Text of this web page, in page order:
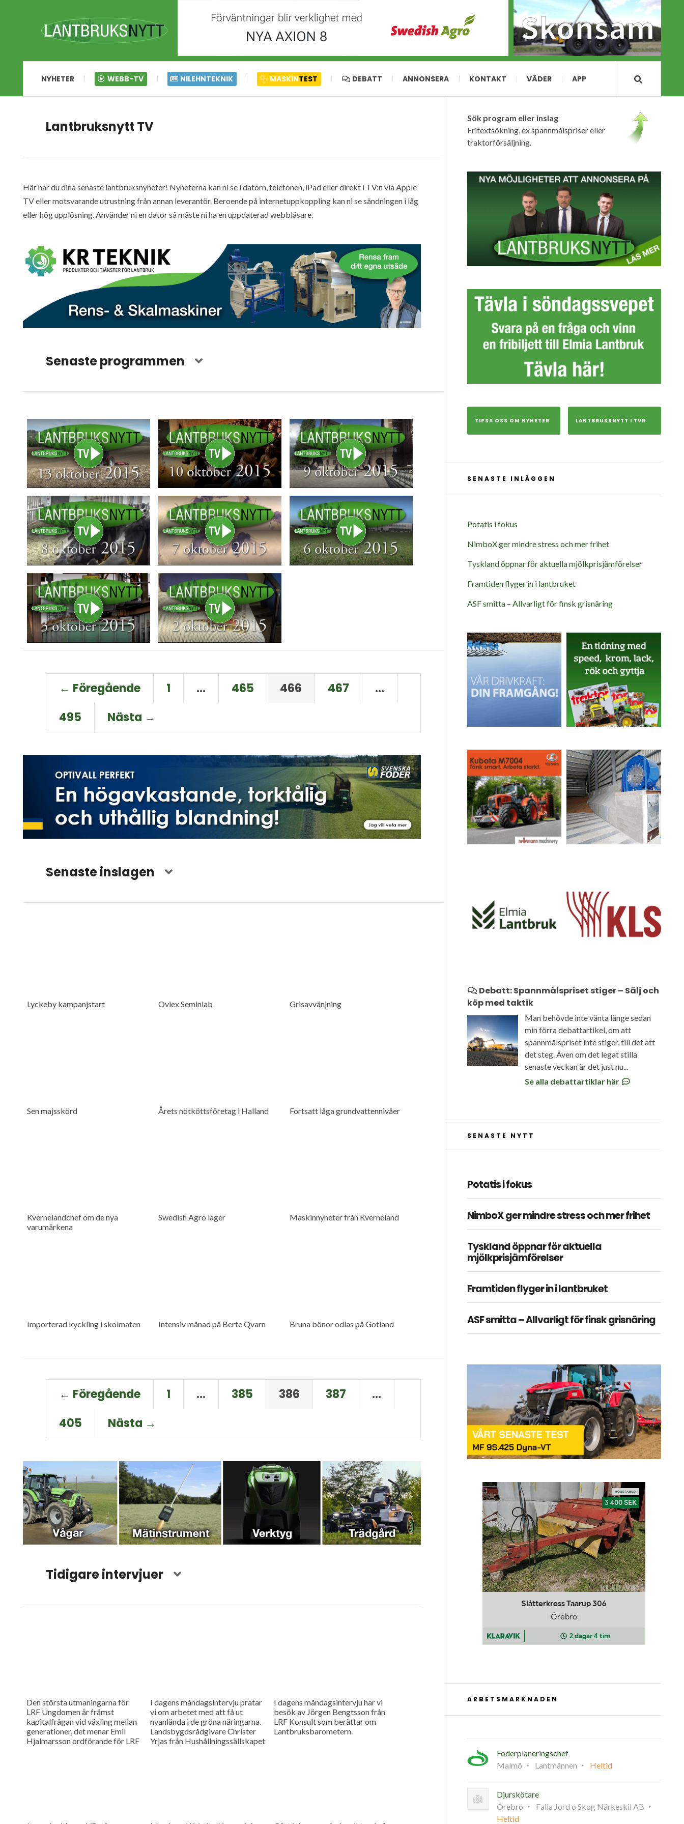
NYHETER WEBB-TV NILEHNTEKNIK MASKINTEST DEBATT ANNONSERA KONTAKT VÄDER APP
Lantbruksnytt TV
Här har du dina senaste lantbruksnyheter! Nyheterna kan ni se i datorn, telefonen, iPad eller direkt i TV:n via Apple
TV eller motsvarande utrustning från annan leverantör. Beroende på internetuppkoppling kan ni se sändningen i låg
eller hög upplösning. Använder ni en dator så måste ni ha en uppdaterad webbläsare.
Senaste programmen
← Föregående 1 … 465 466 467
…
495
Nästa →
Senaste inslagen
Lyckeby kampanjstart Oviex Seminlab Grisavvänjning
Sen majsskörd Årets nötköttsföretag i Halland Fortsatt låga grundvattennivåer
Kvernelandchef om de nya
varumärkena
Swedish Agro lager Maskinnyheter från Kverneland
Importerad kyckling i skolmaten Intensiv månad på Berte Qvarn Bruna bönor odlas på Gotland
← Föregående 1 … 385 386 387
…
405
Nästa →
Tidigare intervjuer
Den största utmaningarna för
LRF Ungdomen är främst
kapitalfrågan vid växling mellan
generationer, det menar Emil
Hjalmarsson ordförande för LRF
I dagens måndagsintervju pratar
vi om arbetet med att få ut
nyanlända i de gröna näringarna.
Landsbygdsrådgivare Christer
Yrjas från Hushållningssällskapet
I dagens måndagsintervju har vi
besök av Jörgen Bengtsson från
LRF Konsult som berättar om
Lantbruksbarometern.
Sök program eller inslag
Fritextsökning, ex spannmålspriser eller
traktorförsäljning.
TIPSA OSS OM NYHETER LANTBRUKSNYTT I TVN
SENASTE INLÄGGEN
Potatis i fokus
NimboX ger mindre stress och mer frihet
Tyskland öppnar för aktuella mjölkprisjämförelser
Framtiden flyger in i lantbruket
ASF smitta – Allvarligt för finsk grisnäring
Debatt: Spannmålspriset stiger – Sälj och
köp med taktik
Man behövde inte vänta länge sedan
min förra debattartikel, om att
spannmålspriset inte stiger, till det att
det steg. Även om det legat stilla
senaste veckan är det just nu...
Se alla debattartiklar här
SENASTE NYTT
Potatis i fokus
NimboX ger mindre stress och mer frihet
Tyskland öppnar för aktuella
mjölkprisjämförelser
Framtiden flyger in i lantbruket
ASF smitta – Allvarligt för finsk grisnäring
ARBETSMARKNADEN
Foderplaneringschef
Malmö
Lantmännen Heltid
Djurskötare
Örebro
Falla Jord o Skog Närkeskil AB
Heltid